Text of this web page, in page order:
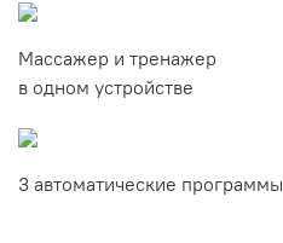
Массажер и тренажер
в одном устройстве
3 автоматические программы